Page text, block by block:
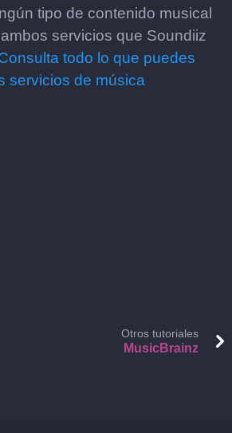
tipo de contenido musical
servicios que Soundiiz
todo lo que puedes
servicios de música
Otros tutoriales
MusicBrainz